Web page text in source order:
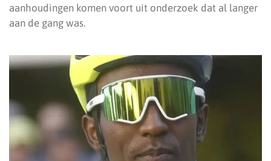
aanhoudingen komen voort uit onderzoek dat al langer
aan de gang was.